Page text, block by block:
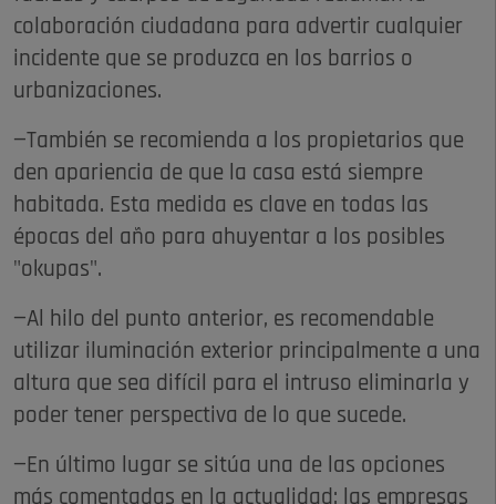
colaboración ciudadana para advertir cualquier
incidente que se produzca en los barrios o
urbanizaciones.
—También se recomienda a los propietarios que
den apariencia de que la casa está siempre
habitada. Esta medida es clave en todas las
épocas del año para ahuyentar a los posibles
"okupas".
—Al hilo del punto anterior, es recomendable
utilizar iluminación exterior principalmente a una
altura que sea difícil para el intruso eliminarla y
poder tener perspectiva de lo que sucede.
—En último lugar se sitúa una de las opciones
más comentadas en la actualidad: las empresas